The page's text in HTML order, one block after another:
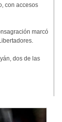
con accesos
marcó
dos de las